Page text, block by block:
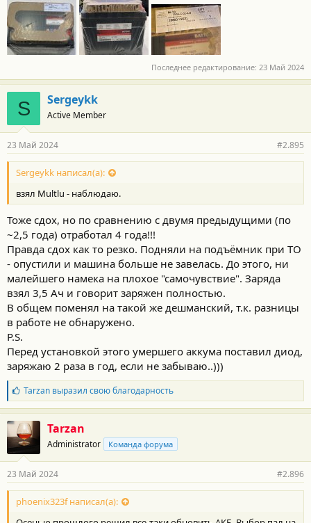
Последнее редактирование: 23 Май 2024
S Sergeykk
Active Member
23 Май 2024 #2.895
Sergeykk написал(а):
взял Multlu - наблюдаю.
Тоже сдох, но по сравнению с двумя предыдущими (по
~2,5 года) отработал 4 года!!!
Правда сдох как то резко. Подняли на подъёмник при ТО
- опустили и машина больше не завелась. До этого, ни
малейшего намека на плохое "самочувствие". Заряда
взял 3,5 Ач и говорит заряжен полностью.
В общем поменял на такой же дешманский, т.к. разницы
в работе не обнаружено.
P.S.
Перед установкой этого умершего аккума поставил диод,
заряжаю 2 раза в год, если не забываю..)))
Б
л
а
г
о
д
а
н
о
с
Tarzanвыразил свою благодарность
Tarzan
Administrator Команда форума
23 Май 2024 #2.896
phoenix323f написал(а):